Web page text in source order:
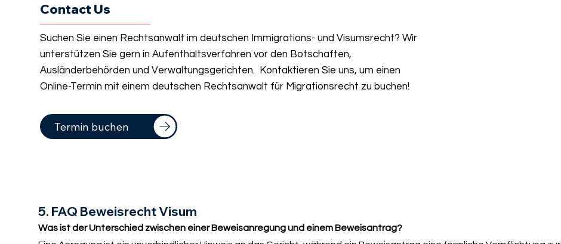
Contact Us
Suchen Sie einen Rechtsanwalt im deutschen Immigrations- und Visumsrecht? Wir
unterstützen Sie gern in Aufenthaltsverfahren vor den Botschaften,
Ausländerbehörden und Verwaltungsgerichten. Kontaktieren Sie uns, um einen
Online-Termin mit einem deutschen Rechtsanwalt für Migrationsrecht zu buchen!
Termin buchen
5. FAQ Beweisrecht Visum
Was ist der Unterschied zwischen einer Beweisanregung und einem Beweisantrag?